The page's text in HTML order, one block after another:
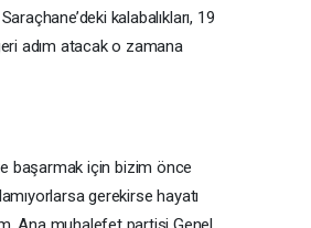
kalabalıkları, 19
adım atacak o zamana
başarmak için bizim önce
gerekirse hayatı